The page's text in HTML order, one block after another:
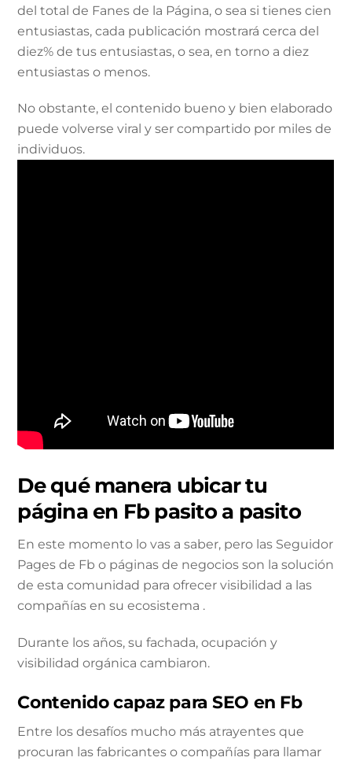
del total de Fanes de la Página, o sea si tienes cien
entusiastas, cada publicación mostrará cerca del
diez% de tus entusiastas, o sea, en torno a diez
entusiastas o menos.
No obstante, el contenido bueno y bien elaborado
puede volverse viral y ser compartido por miles de
individuos.
De qué manera ubicar tu
página en Fb pasito a pasito
En este momento lo vas a saber, pero las Seguidor
Pages de Fb o páginas de negocios son la solución
de esta comunidad para ofrecer visibilidad a las
compañías en su ecosistema .
Durante los años, su fachada, ocupación y
visibilidad orgánica cambiaron.
Contenido capaz para SEO en Fb
Entre los desafíos mucho más atrayentes que
procuran las fabricantes o compañías para llamar